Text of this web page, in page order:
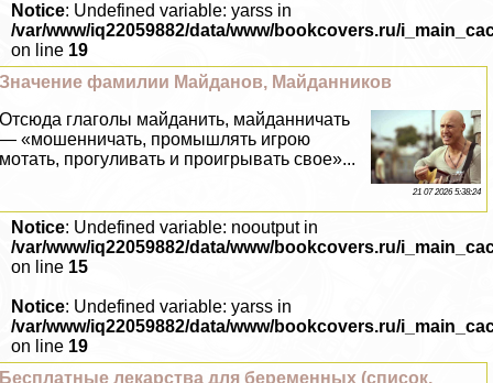
Notice: Undefined variable: yarss in
/var/www/iq22059882/data/www/bookcovers.ru/
on line 19
Значение фамилии Майданов, Майданников
Отсюда глаголы майданить, майданничать
— «мошенничать, промышлять игрою
мотать, прогуливать и проигрывать свое»...
21 07 2026 5:38:24
Notice: Undefined variable: nooutput in
/var/www/iq22059882/data/www/bookcovers.ru/
on line 15
Notice: Undefined variable: yarss in
/var/www/iq22059882/data/www/bookcovers.ru/
on line 19
Бесплатные лекарства для беременных (список,